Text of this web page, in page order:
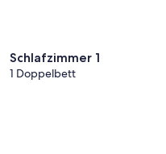
Schlafzimmer 1
1 Doppelbett